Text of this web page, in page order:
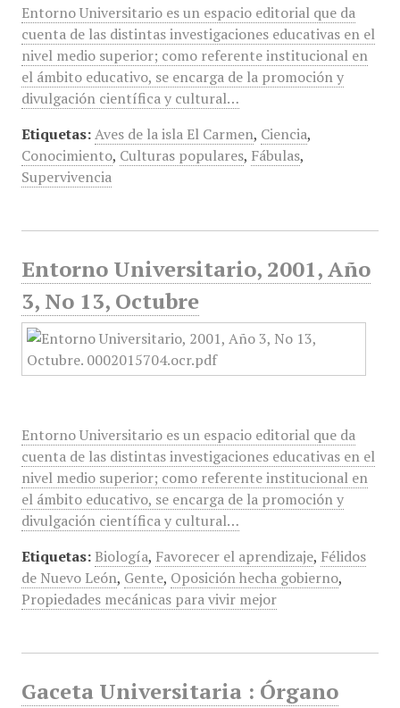
Entorno Universitario es un espacio editorial que da
cuenta de las distintas investigaciones educativas en el
nivel medio superior; como referente institucional en
el ámbito educativo, se encarga de la promoción y
divulgación científica y cultural…
Etiquetas: Aves de la isla El Carmen, Ciencia,
Conocimiento, Culturas populares, Fábulas,
Supervivencia
Entorno Universitario, 2001, Año
3, No 13, Octubre
Entorno Universitario es un espacio editorial que da
cuenta de las distintas investigaciones educativas en el
nivel medio superior; como referente institucional en
el ámbito educativo, se encarga de la promoción y
divulgación científica y cultural…
Etiquetas: Biología, Favorecer el aprendizaje, Félidos
de Nuevo León, Gente, Oposición hecha gobierno,
Propiedades mecánicas para vivir mejor
Gaceta Universitaria : Órgano